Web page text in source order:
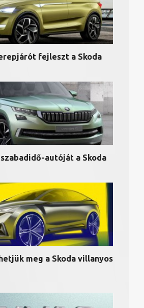
fejleszt a Skoda
autóját a Skoda
meg a Skoda villanyos